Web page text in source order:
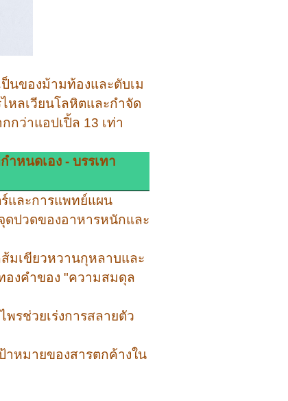
นของม้ามท้องและตับเม
หลเวียนโลหิตและกำจัด
กว่าแอปเปิ้ล 13 เท่า
หนดเอง - บรรเทา
และการแพทย์แผน
ดปวดของอาหารหนักและ
มเขียวหวานกุหลาบและ
องคำของ "ความสมดุล
รช่วยเร่งการสลายตัว
าหมายของสารตกค้างใน